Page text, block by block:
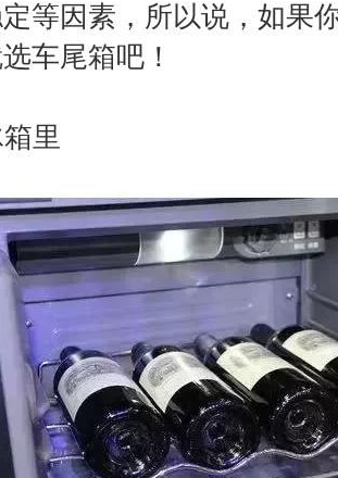
等因素，所以说，如果
车尾箱吧！
里